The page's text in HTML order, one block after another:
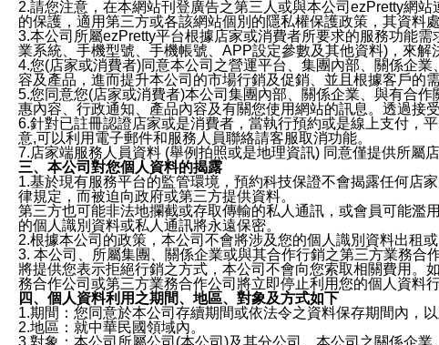
2.請您注意，在本網站刊登廣告之第三人或與本公司ezPretty網
的保護，適用第三方或各該網站個別的隱私權保護政策，其資料
3.本公司所屬ezPretty平台根據店家或消費者所要求的服務功能
業系統、手機型號、手機帳號、APP設定參數及其他資料)，來
4.您(店家或消費者)同意本公司之營運平台、集團內部、關係企
容及產品，進而提升本公司的市場行銷及促銷、並且根據客戶的
5.您同意您(店家或消費者)本公司集團內部、關係企業、與有合
惠內容、行政通知、產品內容及有關您使用網站的訊息。透過接
6.針對已註冊認證店家或是消費者，當執行預約或是線上支付，
意,可以利用電子郵件和服務人員聯絡請客服取消功能。
7.店家端服務人員資料 (舉例拍照或是地理資訊) 同意僅提供所屬
三、本公司對您個人資料的揭露
1.基於現有服務平台的監管環境，預約科技保證不會揭露任何店
律規定，而被迫向政府或第三方提供資料。
第三方也可能非法地攔截或存取傳輸的私人通訊，或會員可能濫
的個人識別資料或私人通訊將永遠保密。
2.根據本公司的政策，本公司不會將涉及您的個人識別資料出租或
3. 本公司、所屬集團、關係企業或與其合作行銷之第三方業務合
將提供您表示拒絕行銷之方式，本公司不會向您索取相關費用。
務合作公司或第三方業務合作公司將立即停止利用您的個人資料行
四、個人資料利用之期間、地區、對象及方式如下
1.期間：您同意於本公司存續期間或依法令之資料保存期間內，
2.地區：就中華民國領域內。
3.對象：本公司所屬公司(本公司)及其分公司、本公司之關係企業